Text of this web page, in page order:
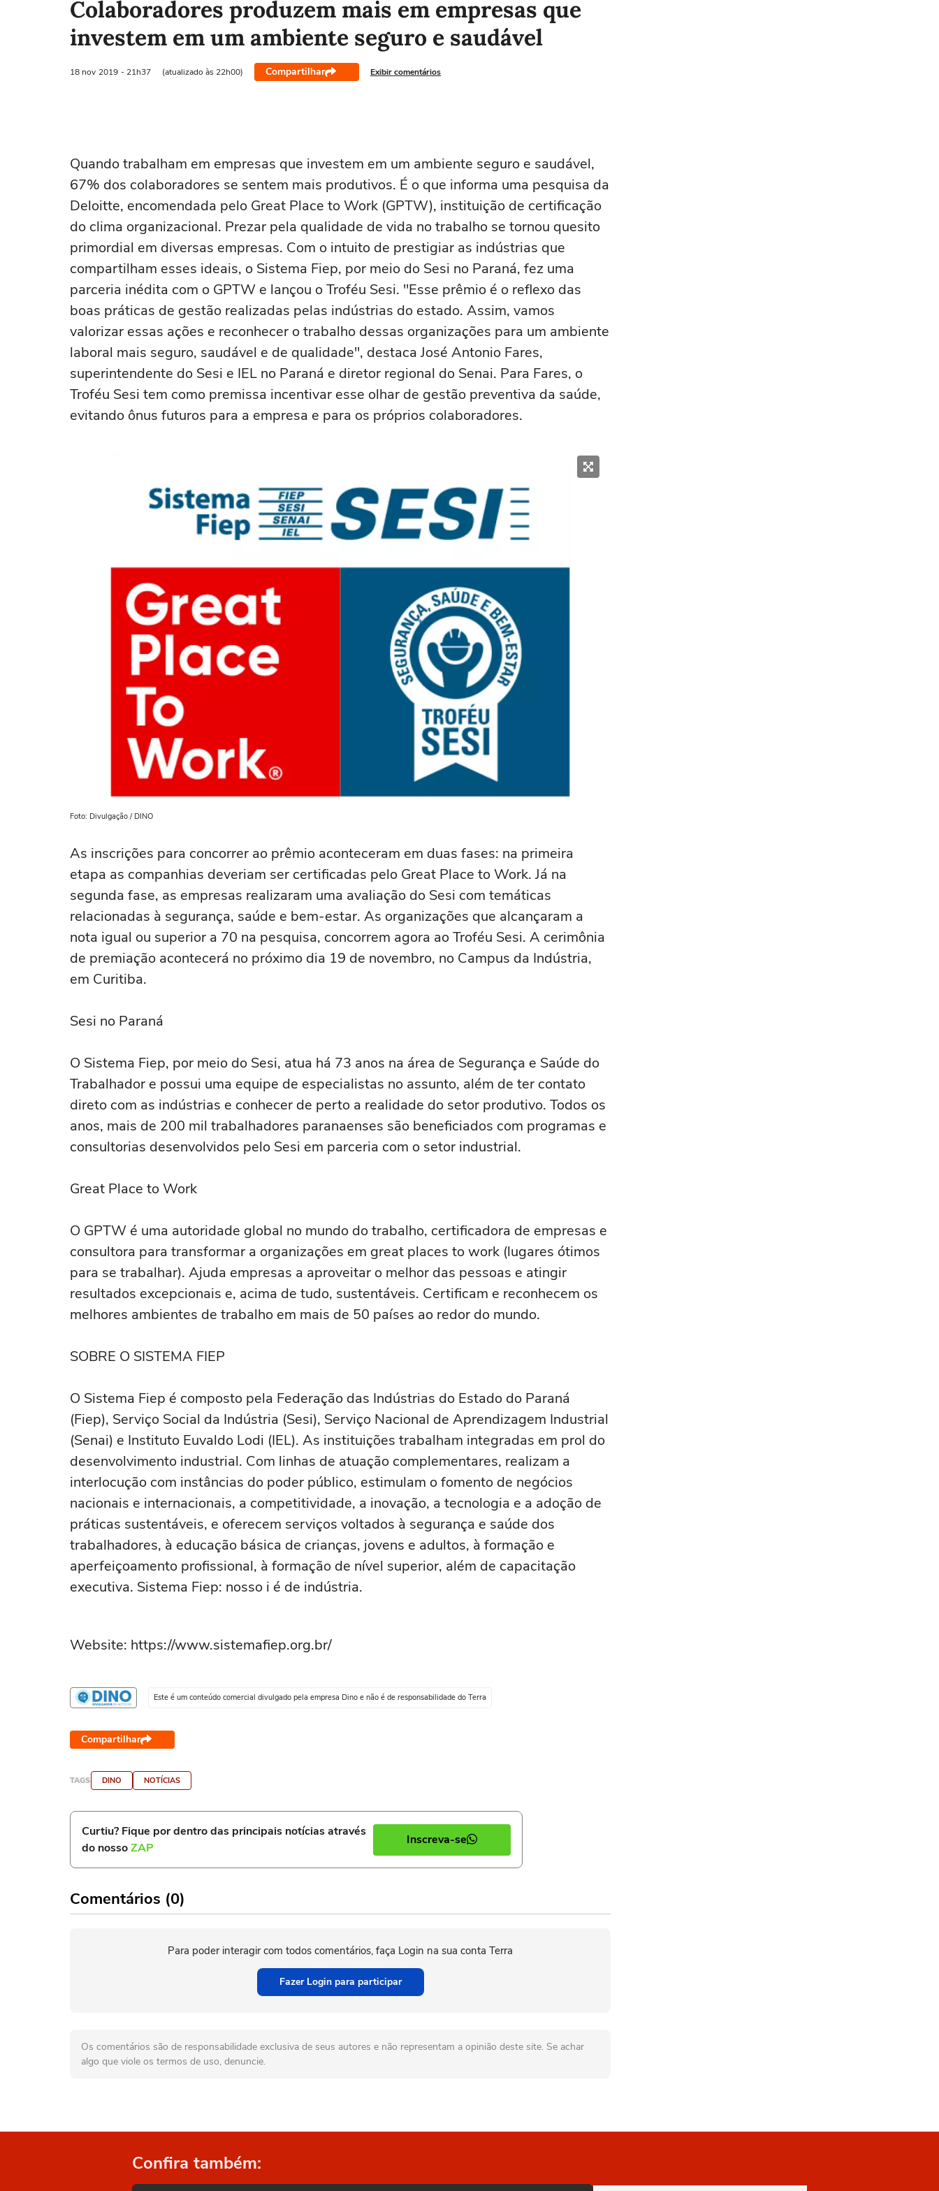
Colaboradores produzem mais em empresas que
investem em um ambiente seguro e saudável
18 nov 2019 - 21h37 (atualizado às 22h00) Compartilhar Exibir comentários
Quando trabalham em empresas que investem em um ambiente seguro e saudável,
67% dos colaboradores se sentem mais produtivos. É o que informa uma pesquisa da
Deloitte, encomendada pelo Great Place to Work (GPTW), instituição de certificação
do clima organizacional. Prezar pela qualidade de vida no trabalho se tornou quesito
primordial em diversas empresas. Com o intuito de prestigiar as indústrias que
compartilham esses ideais, o Sistema Fiep, por meio do Sesi no Paraná, fez uma
parceria inédita com o GPTW e lançou o Troféu Sesi. "Esse prêmio é o reflexo das
boas práticas de gestão realizadas pelas indústrias do estado. Assim, vamos
valorizar essas ações e reconhecer o trabalho dessas organizações para um ambiente
laboral mais seguro, saudável e de qualidade", destaca José Antonio Fares,
superintendente do Sesi e IEL no Paraná e diretor regional do Senai. Para Fares, o
Troféu Sesi tem como premissa incentivar esse olhar de gestão preventiva da saúde,
evitando ônus futuros para a empresa e para os próprios colaboradores.
Foto: Divulgação / DINO
As inscrições para concorrer ao prêmio aconteceram em duas fases: na primeira
etapa as companhias deveriam ser certificadas pelo Great Place to Work. Já na
segunda fase, as empresas realizaram uma avaliação do Sesi com temáticas
relacionadas à segurança, saúde e bem-estar. As organizações que alcançaram a
nota igual ou superior a 70 na pesquisa, concorrem agora ao Troféu Sesi. A cerimônia
de premiação acontecerá no próximo dia 19 de novembro, no Campus da Indústria,
em Curitiba.
Sesi no Paraná
O Sistema Fiep, por meio do Sesi, atua há 73 anos na área de Segurança e Saúde do
Trabalhador e possui uma equipe de especialistas no assunto, além de ter contato
direto com as indústrias e conhecer de perto a realidade do setor produtivo. Todos os
anos, mais de 200 mil trabalhadores paranaenses são beneficiados com programas e
consultorias desenvolvidos pelo Sesi em parceria com o setor industrial.
Great Place to Work
O GPTW é uma autoridade global no mundo do trabalho, certificadora de empresas e
consultora para transformar a organizações em great places to work (lugares ótimos
para se trabalhar). Ajuda empresas a aproveitar o melhor das pessoas e atingir
resultados excepcionais e, acima de tudo, sustentáveis. Certificam e reconhecem os
melhores ambientes de trabalho em mais de 50 países ao redor do mundo.
SOBRE O SISTEMA FIEP
O Sistema Fiep é composto pela Federação das Indústrias do Estado do Paraná
(Fiep), Serviço Social da Indústria (Sesi), Serviço Nacional de Aprendizagem Industrial
(Senai) e Instituto Euvaldo Lodi (IEL). As instituições trabalham integradas em prol do
desenvolvimento industrial. Com linhas de atuação complementares, realizam a
interlocução com instâncias do poder público, estimulam o fomento de negócios
nacionais e internacionais, a competitividade, a inovação, a tecnologia e a adoção de
práticas sustentáveis, e oferecem serviços voltados à segurança e saúde dos
trabalhadores, à educação básica de crianças, jovens e adultos, à formação e
aperfeiçoamento profissional, à formação de nível superior, além de capacitação
executiva. Sistema Fiep: nosso i é de indústria.
Website: https://www.sistemafiep.org.br/
Este é um conteúdo comercial divulgado pela empresa Dino e não é de responsabilidade do Terra
Compartilhar
TAGS DINO NOTÍCIAS
Curtiu? Fique por dentro das principais notícias através
do nossoZAP
Inscreva-se
Comentários (0)
Para poder interagir com todos comentários, faça Login na sua conta Terra
Fazer Login para participar
Os comentários são de responsabilidade exclusiva de seus autores e não representam a opinião deste site. Se achar
algo que viole os termos de uso, denuncie.
Confira também: